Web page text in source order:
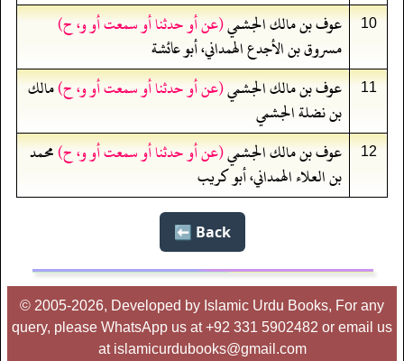
10 عوف بن مالك الجشمي(عن أو حدثنا أو سمعت أو و، ح)
مسروق بن الأجدع الهمداني، أبو عائشة
11 عوف بن مالك الجشمي(عن أو حدثنا أو سمعت أو و، ح)مالك
بن نضلة الجشمي
12 عوف بن مالك الجشمي(عن أو حدثنا أو سمعت أو و، ح)محمد
بن العلاء الهمداني، أبو كريب
Back ⬅️
© 2005-2026, Developed by Islamic Urdu Books, For any
query, please WhatsApp us at +92 331 5902482 or email us
at islamicurdubooks@gmail.com